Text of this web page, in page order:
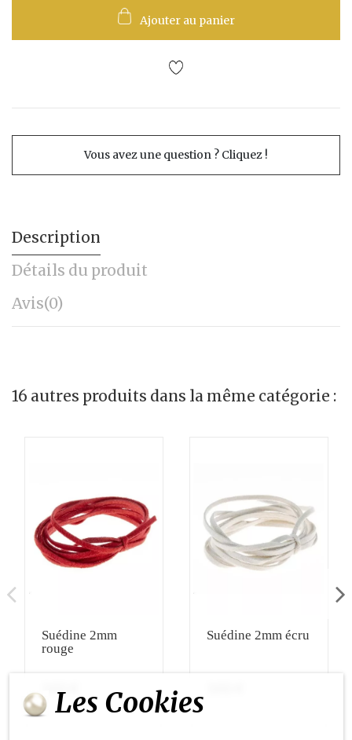
Ajouter au panier
Vous avez une question ? Cliquez !
Description
Détails du produit
Avis(0)
16 autres produits dans la même catégorie :
Suédine 2mm
rouge
3,02 €
Suédine 2mm écru
Les Cookies